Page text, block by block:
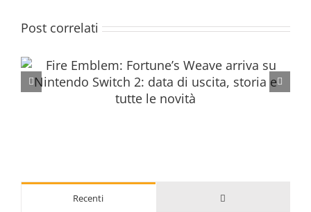
Post correlati
Recenti Commenti